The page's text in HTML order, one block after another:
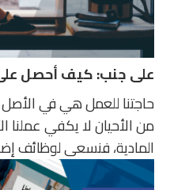
على جنب: كيف أحصل
حاجتنا للعمل هي في الأصل
من الأحيان لا يكفي عملنا
المادية، فنسعى لوظائف